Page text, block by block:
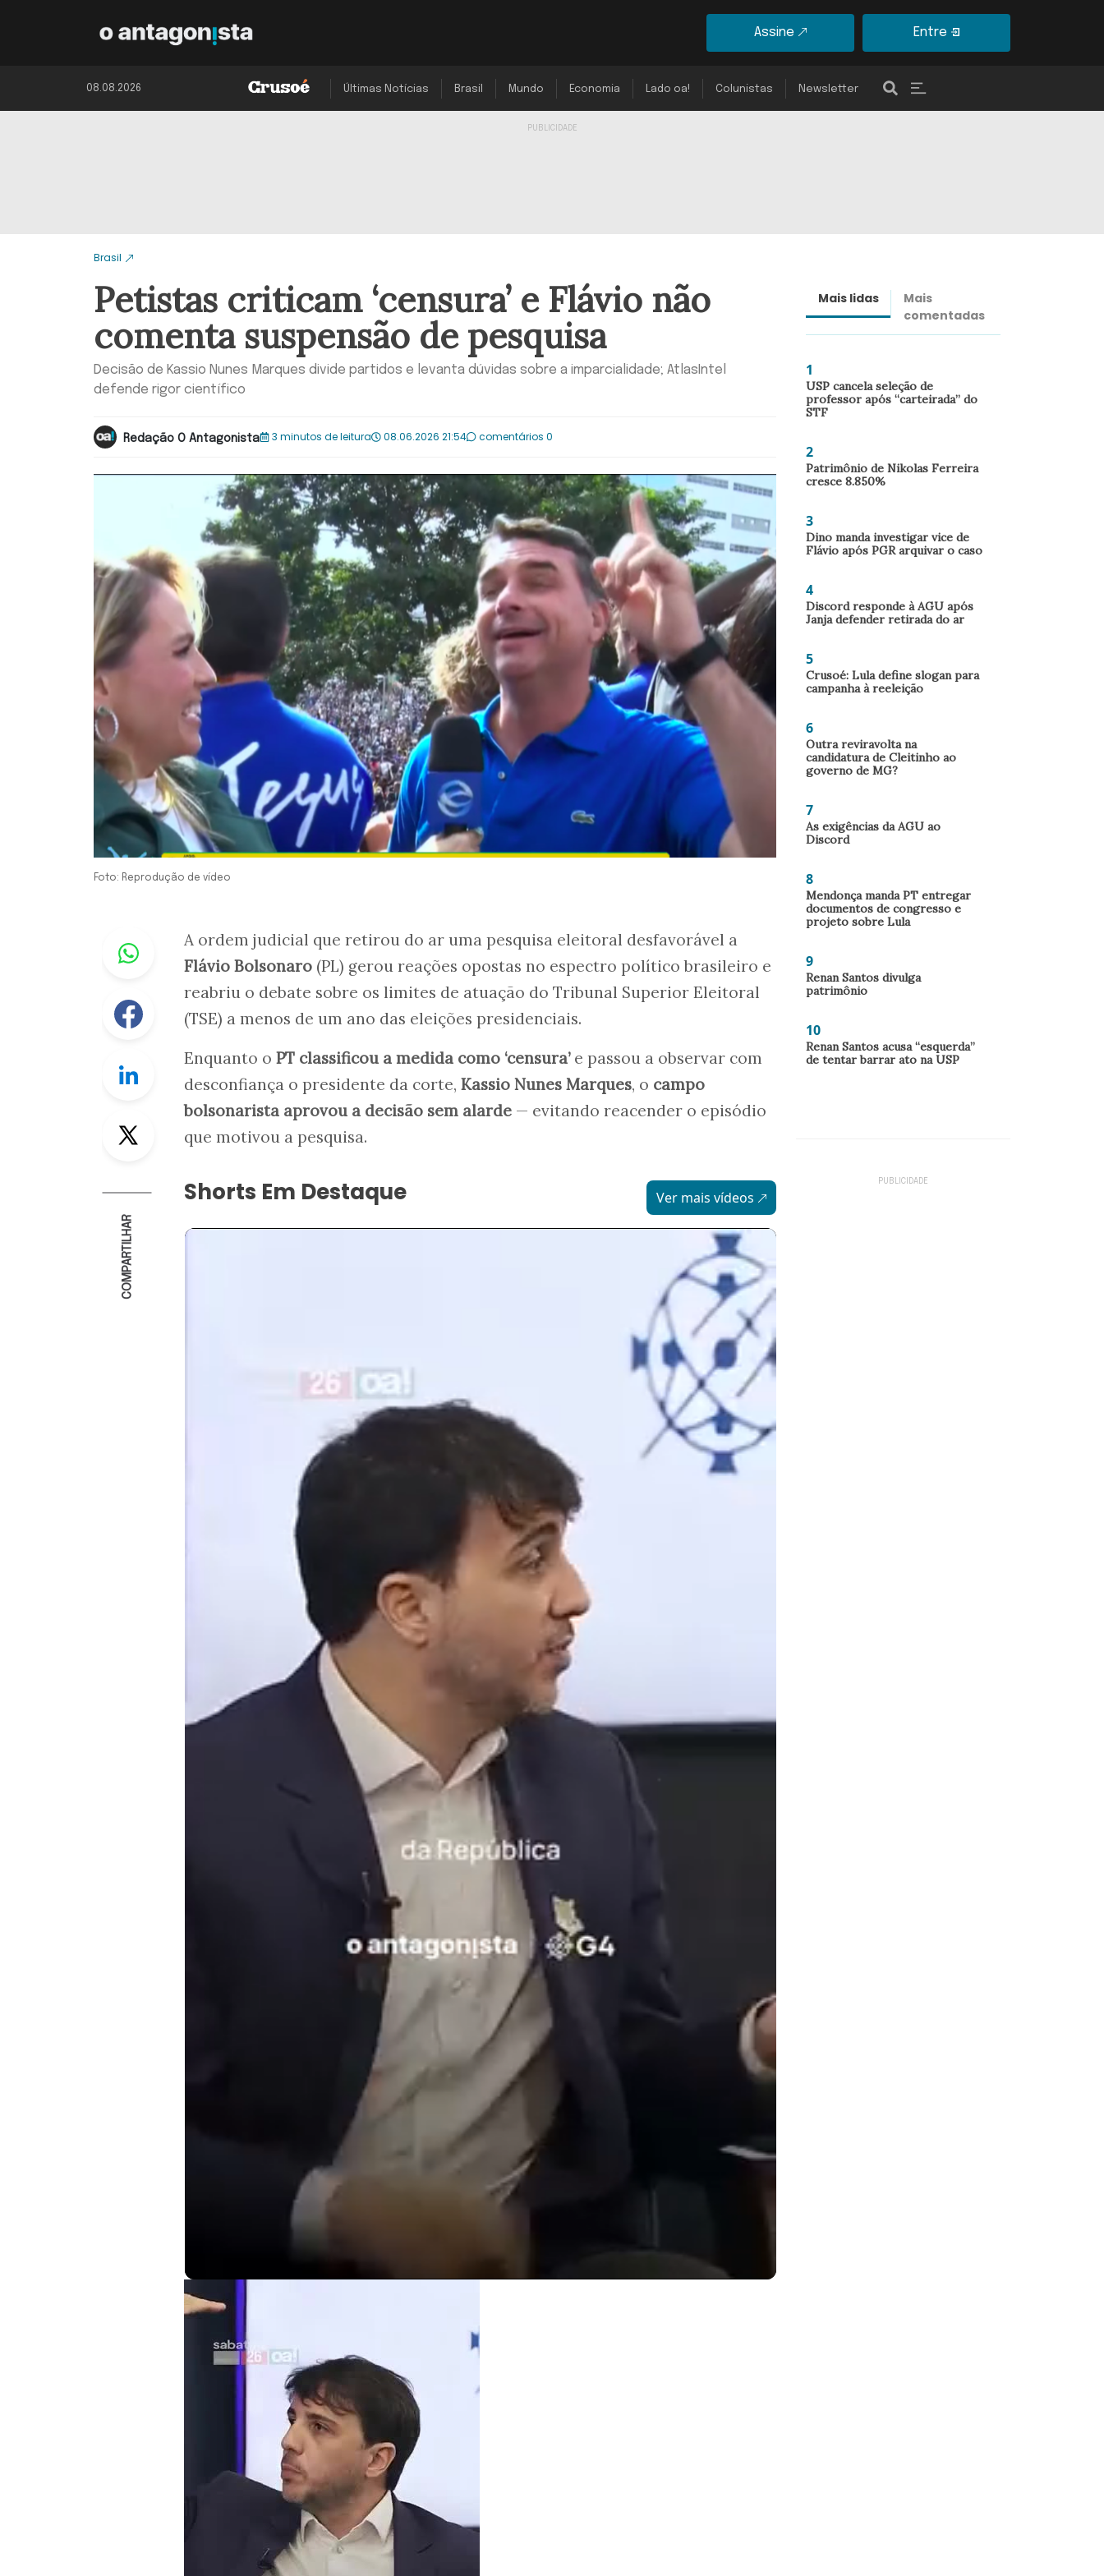
Assine Entre
08.08.2026 Últimas Notícias Brasil Mundo Economia Lado oa! Colunistas Newsletter
Brasil
Petistas criticam ‘censura’ e Flávio não
comenta suspensão de pesquisa
Decisão de Kassio Nunes Marques divide partidos e levanta dúvidas sobre a imparcialidade; AtlasIntel
defende rigor científico
Redação O Antagonista 3 minutos de leitura 08.06.2026 21:54 comentários 0
Foto: Reprodução de vídeo
Whastapp
Facebook
Linkedin
Twitter
COMPARTILHAR
A ordem judicial que retirou do ar uma pesquisa eleitoral desfavorável a
Flávio Bolsonaro (PL) gerou reações opostas no espectro político brasileiro e
reabriu o debate sobre os limites de atuação do Tribunal Superior Eleitoral
(TSE) a menos de um ano das eleições presidenciais.
Enquanto o PT classificou a medida como ‘censura’e passou a observar com
desconfiança o presidente da corte, Kassio Nunes Marques, o campo
bolsonarista aprovou a decisão sem alarde — evitando reacender o episódio
que motivou a pesquisa.
Shorts Em Destaque Ver mais vídeos
Mais lidas
Mais
comentadas
1
USP cancela seleção de
professor após “carteirada” do
STF
2
Patrimônio de Nikolas Ferreira
cresce 8.850%
3
Dino manda investigar vice de
Flávio após PGR arquivar o caso
4
Discord responde à AGU após
Janja defender retirada do ar
5
Crusoé: Lula define slogan para
campanha à reeleição
6
Outra reviravolta na
candidatura de Cleitinho ao
governo de MG?
7
As exigências da AGU ao
Discord
8
Mendonça manda PT entregar
documentos de congresso e
projeto sobre Lula
9
Renan Santos divulga
patrimônio
10
Renan Santos acusa “esquerda”
de tentar barrar ato na USP